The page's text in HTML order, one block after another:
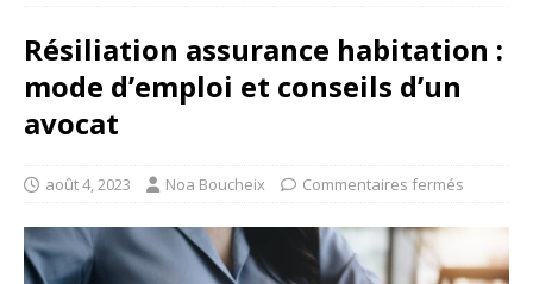
Résiliation assurance habitation :
mode d’emploi et conseils d’un
avocat
août 4, 2023 Noa Boucheix Commentaires fermés